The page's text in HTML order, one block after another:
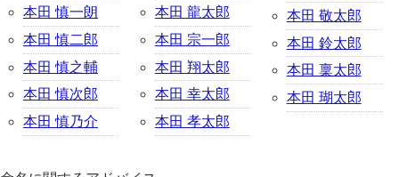
本田 慎一朗
本田 慎二郎
本田 慎之輔
本田 慎次郎
本田 慎乃介
本田 龍太郎
本田 宗一郎
本田 翔太郎
本田 幸太郎
本田 孝太郎
本田 敬太郎
本田 鈴太郎
本田 稟太郎
本田 瑚太郎